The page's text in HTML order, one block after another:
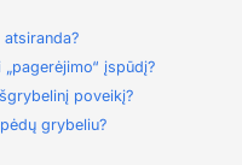
įspūdį?
poveikį?
grybeliu?